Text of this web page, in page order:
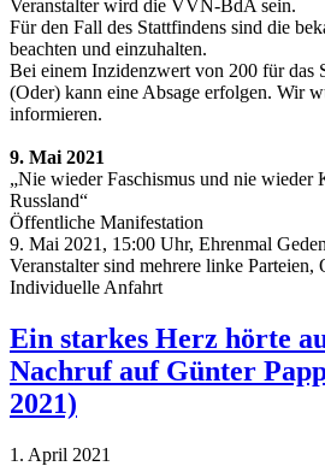
Veranstalter wird die VVN-BdA sein.
Für den Fall des Stattfindens sind die
beachten und einzuhalten.
Bei einem Inzidenzwert von 200 für das
(Oder) kann eine Absage erfolgen. Wir
informieren.
9. Mai 2021
„Nie wieder Faschismus und nie wieder
Russland“
Öffentliche Manifestation
9. Mai 2021, 15:00 Uhr, Ehrenmal
Veranstalter sind mehrere linke Parteien,
Individuelle Anfahrt
Ein starkes Herz hörte
Nachruf auf Günter
2021)
1. April 2021